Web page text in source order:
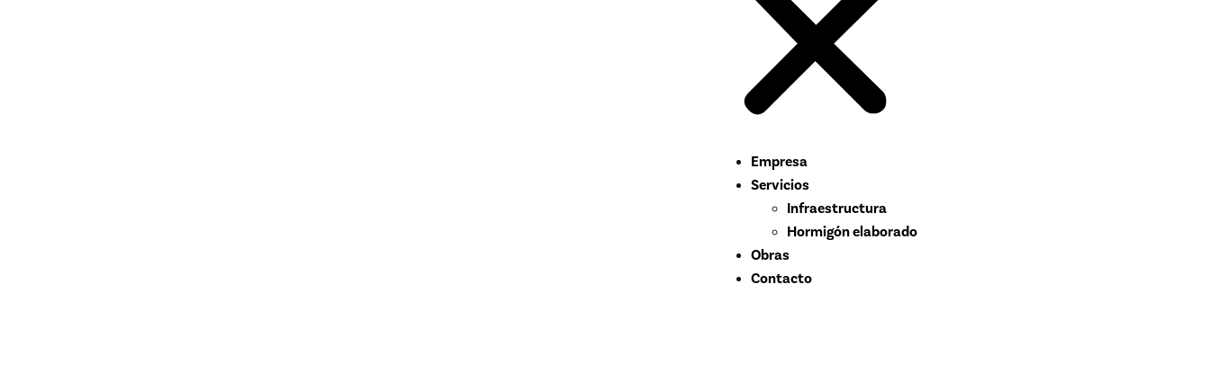
Empresa
Servicios
Infraestructura
Hormigón elaborado
Obras
Contacto